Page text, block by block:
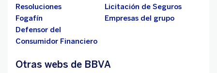
Resoluciones
Licitación de Seguros
Fogafín
Empresas del grupo
Defensor del
Consumidor Financiero
Otras webs de BBVA